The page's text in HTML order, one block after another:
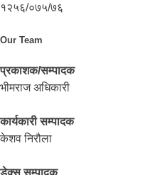
१२५६/०७५/७६
Our Team
प्रकाशक/सम्पादक
भीमराज अधिकारी
कार्यकारी सम्पादक
केशव निरौला
डेक्स सम्पादक